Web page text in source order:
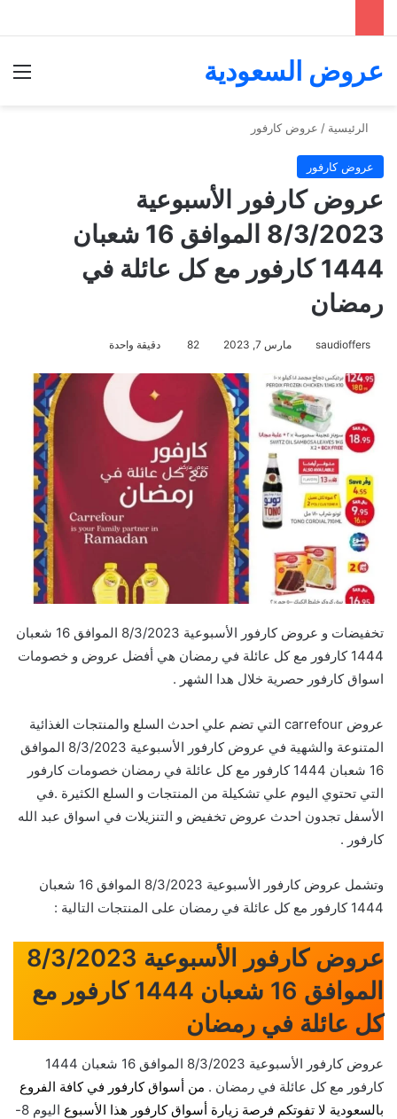
عروض السعودية
الرئيسية / عروض كارفور
عروض كارفور
عروض كارفور الأسبوعية
8/3/2023 الموافق 16 شعبان
1444 كارفور مع كل عائلة في
رمضان
saudioffers مارس 7, 2023 82 دقيقة واحدة
تخفيضات و عروض كارفور الأسبوعية 8/3/2023 الموافق 16 شعبان
1444 كارفور مع كل عائلة في رمضان هي أفضل عروض و خصومات
اسواق كارفور حصرية خلال هدا الشهر .
عروض carrefour التي تضم علي احدث السلع والمنتجات الغذائية
المتنوعة والشهية في عروض كارفور الأسبوعية 8/3/2023 الموافق
16 شعبان 1444 كارفور مع كل عائلة في رمضان خصومات كارفور
التي تحتوي اليوم علي تشكيلة من المنتجات و السلع الكثيرة .في
الأسفل تجدون احدث عروض تخفيض و التنزيلات في اسواق عبد الله
كارفور .
وتشمل عروض كارفور الأسبوعية 8/3/2023 الموافق 16 شعبان
1444 كارفور مع كل عائلة في رمضان على المنتجات التالية :
عروض كارفور الأسبوعية 8/3/2023
الموافق 16 شعبان 1444 كارفور مع
كل عائلة في رمضان
عروض كارفور الأسبوعية 8/3/2023 الموافق 16 شعبان 1444
كارفور مع كل عائلة في رمضان . من أسواق كارفور في كافة الفروع
بالسعودية لا تفوتكم فرصة زيارة أسواق كارفور هذا الأسبوع
اليوم 8-